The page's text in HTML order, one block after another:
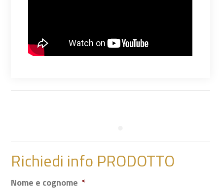
Richiedi info PRODOTTO
Nome e cognome *